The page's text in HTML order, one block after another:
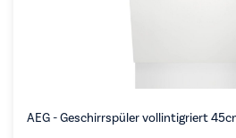
AEG - Geschirrspüler vollintigriert